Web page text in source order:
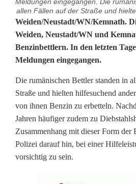
allen Fällen auf der Straße und
P
o
l
i
z
e
i
w
Weiden/Neustadt/WN/Kemnath.
Weiden, Neustadt/WN und
Benzinbettlern. In den letzten
Meldungen eingegangen.
Die rumänischen Bettler standen in
Straße und hielten hilfesuchend
von ihnen Benzin zu erbetteln.
Jahren häufiger zudem zu
Zusammenhang mit dieser Form der
Polizei darauf hin, bei einer
vorsichtig zu sein.